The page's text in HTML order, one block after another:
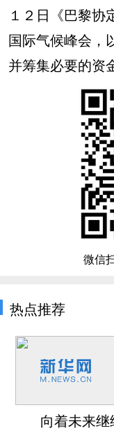
１２日《巴黎协
国际气候峰会，
并筹集必要的资
微信
热点推荐
向着未来继